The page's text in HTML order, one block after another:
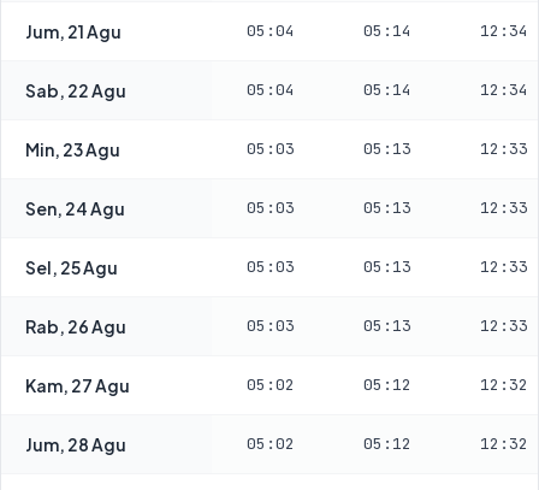
Jum, 21 Agu 05:04 05:14 12:34
Sab, 22 Agu 05:04 05:14 12:34
Min, 23 Agu 05:03 05:13 12:33
Sen, 24 Agu 05:03 05:13 12:33
Sel, 25 Agu 05:03 05:13 12:33
Rab, 26 Agu 05:03 05:13 12:33
Kam, 27 Agu 05:02 05:12 12:32
Jum, 28 Agu 05:02 05:12 12:32